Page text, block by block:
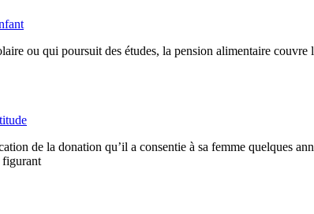
ou qui poursuit des études, la pension alimentaire
de la donation qu’il a consentie à sa femme quelques
figurant